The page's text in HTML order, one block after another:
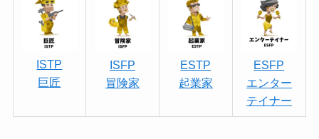
ISTP
巨匠
ISFP
冒険家
ESTP
起業家
ESFP
エンター
テイナー